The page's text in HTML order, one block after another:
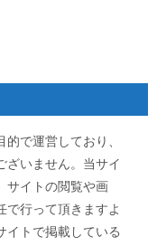
で運営しており、
ざいません。当サイ
サイトの閲覧や画
で行って頂きますよ
イトで掲載している